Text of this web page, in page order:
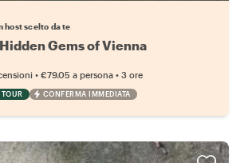
host scelto da te
Gems of Vienna
• €79.05 a persona • 3 ore
CONFERMA IMMEDIATA